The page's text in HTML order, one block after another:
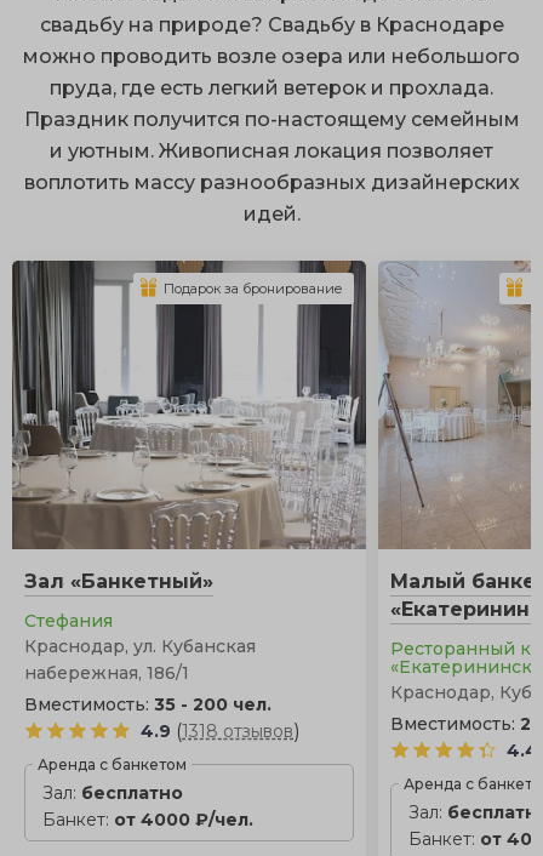
Свадьба под шатром выглядит современно и
стильно.
Новобрачные и гости смогут сделать красивейшие
фотоснимки и надолго запомнить волшебную
атмосферу.
Современные конструкции оборудованы барной
освещения вечером.
Живописная уединенная локация в зонах отдыха
или парковых зонах.
Так как шатры универсальны, их можно оформить в
любой тематике, в отличие от зала. Здесь можно
обойтись без декора или украсить шатер
белоснежной драпировкой, использовать цветочные
композиции. Зимой этот вариант исключен, в отличие
от закрытой террасы.
свадьбу на природе? Свадьбу в Краснодаре
можно проводить возле озера или небольшого
пруда, где есть легкий ветерок и прохлада.
Праздник получится по-настоящему семейным
и уютным. Живописная локация позволяет
воплотить массу разнообразных дизайнерских
идей.
Зал «Банкетный»
Стефания
Краснодар, ул. Кубанская
набережная, 186/1
Вместимость: 35 - 200 чел.
4.9 (1318 отзывов)
Аренда с банкетом
Зал: бесплатно
Банкет: от 4000 ₽/чел.
Подарок за бронирование
Малый
Ресторанный
Краснодар,
Вместимость:
4.4
Аренда с
Зал:
Банкет: от